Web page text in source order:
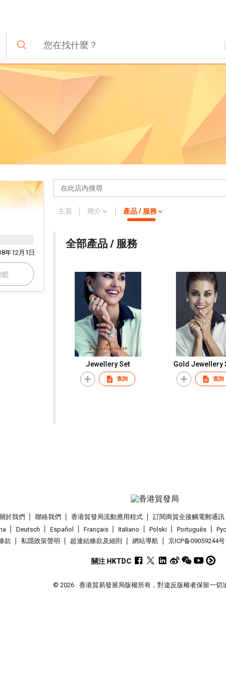
年12月1日
籃
主頁 簡介 產品 / 服務
全部產品 / 服務
Jewellery Set
查詢
Gold Jewellery
查詢
關於我們 聯絡我們 香港貿發局流動應用程式 訂閱商貿全接觸電郵通訊
Deutsch Español Français Italiano Polski Português
款
私隱政策聲明 超連結條款及細則 網站導航 京ICP备09059244号
關注 HKTDC
© 2026 香港貿易發展局版權所有，對違反版權者保留一切